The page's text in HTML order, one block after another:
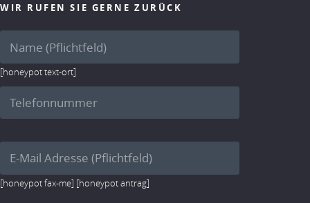
WIR RUFEN SIE GERNE ZURÜCK
[honeypot text-ort]
[honeypot fax-me] [honeypot antrag]